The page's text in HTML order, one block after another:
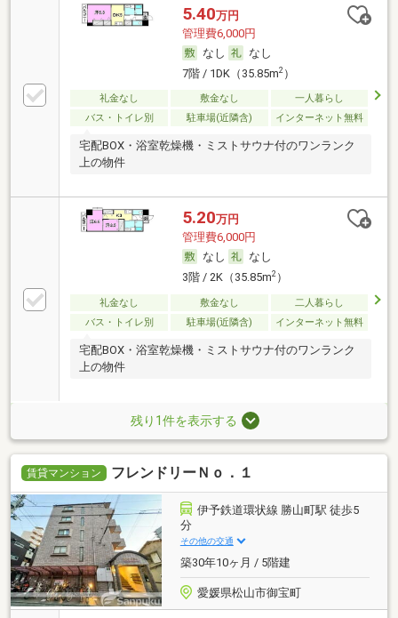
5.40万円
管理費6,000円
なし
なし
7階 / 1DK（35.85m2）
礼金なし 敷金なし
一人暮らし
バス・トイレ別
駐車場(近隣含) インターネット無料
宅配BOX・浴室乾燥機・ミストサウナ付のワンランク
上の物件
5.20万円
管理費6,000円
なし
なし
3階 / 2K（35.85m2）
礼金なし 敷金なし
二人暮らし
バス・トイレ別
駐車場(近隣含) インターネット無料
宅配BOX・浴室乾燥機・ミストサウナ付のワンランク
上の物件
残り1件を表示する
賃貸マンション フレンドリーＮｏ．１
伊予鉄道環状線 勝山町駅 徒歩5
分
その他の交通
築30年10ヶ月 / 5階建
愛媛県松山市御宝町